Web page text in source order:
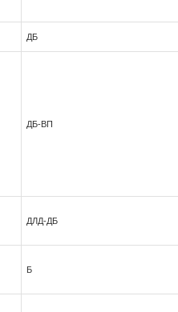
ДБ
ДБ-ВП
ДЛД-ДБ
Б